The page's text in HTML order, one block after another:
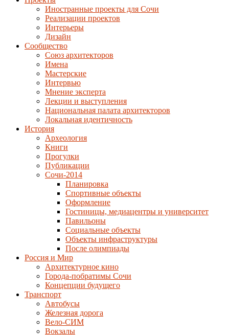
Иностранные проекты для Сочи
Реализации проектов
Интерьеры
Дизайн
Сообщество
Союз архитекторов
Имена
Мастерские
Интервью
Мнение эксперта
Лекции и выступления
Национальная палата архитекторов
Локальная идентичность
История
Археология
Книги
Прогулки
Публикации
Сочи-2014
Планировка
Спортивные объекты
Оформление
Гостиницы, медиацентры и университет
Павильоны
Социальные объекты
Объекты инфраструктуры
После олимпиады
Россия и Мир
Архитектурное кино
Города-побратимы Сочи
Концепции будущего
Транспорт
Автобусы
Железная дорога
Вело-СИМ
Вокзалы